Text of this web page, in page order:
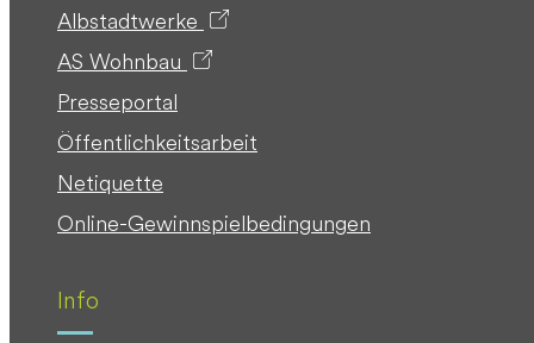
Albstadtwerke
AS Wohnbau
Presseportal
Öffentlichkeitsarbeit
Netiquette
Online-Gewinnspielbedingungen
Info